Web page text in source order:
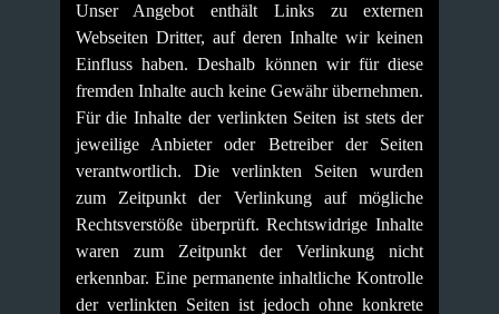
Unser Angebot enthält Links zu externen
Webseiten Dritter, auf deren Inhalte wir keinen
Einfluss haben. Deshalb können wir für diese
fremden Inhalte auch keine Gewähr übernehmen.
Für die Inhalte der verlinkten Seiten ist stets der
jeweilige Anbieter oder Betreiber der Seiten
verantwortlich. Die verlinkten Seiten wurden
zum Zeitpunkt der Verlinkung auf mögliche
Rechtsverstöße überprüft. Rechtswidrige Inhalte
waren zum Zeitpunkt der Verlinkung nicht
erkennbar. Eine permanente inhaltliche Kontrolle
der verlinkten Seiten ist jedoch ohne konkrete